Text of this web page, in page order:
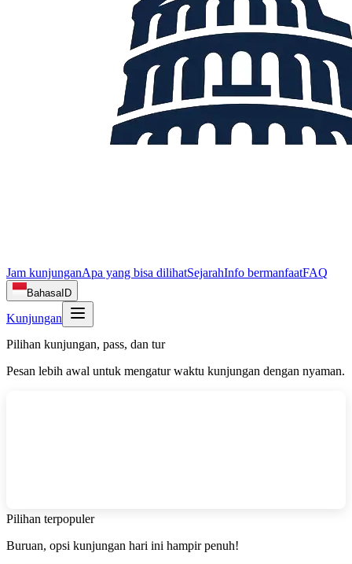
Jam kunjunganApa yang bisa dilihatSejarahInfo bermanfaatFAQ
BahasaID
Kunjungan
Pilihan kunjungan, pass, dan tur
Pesan lebih awal untuk mengatur waktu kunjungan dengan nyaman.
Pilihan terpopuler
Buruan, opsi kunjungan hari ini hampir penuh!